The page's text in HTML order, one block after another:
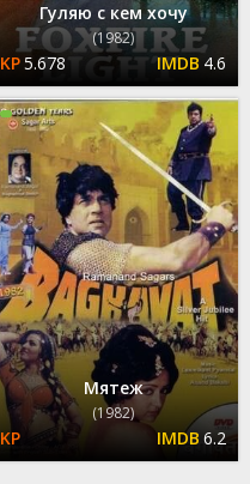
Гуляю с кем хочу
(1982)
5.678 4.6
Мятеж
(1982)
6.2